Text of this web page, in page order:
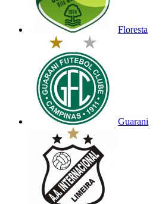
Floresta
Guarani